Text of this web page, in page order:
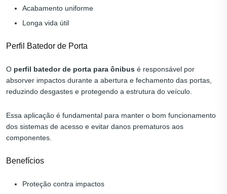
Acabamento uniforme
Longa vida útil
Perfil Batedor de Porta
O perfil batedor de porta para ônibus é responsável por
absorver impactos durante a abertura e fechamento das portas,
reduzindo desgastes e protegendo a estrutura do veículo.
Essa aplicação é fundamental para manter o bom funcionamento
dos sistemas de acesso e evitar danos prematuros aos
componentes.
Benefícios
Proteção contra impactos